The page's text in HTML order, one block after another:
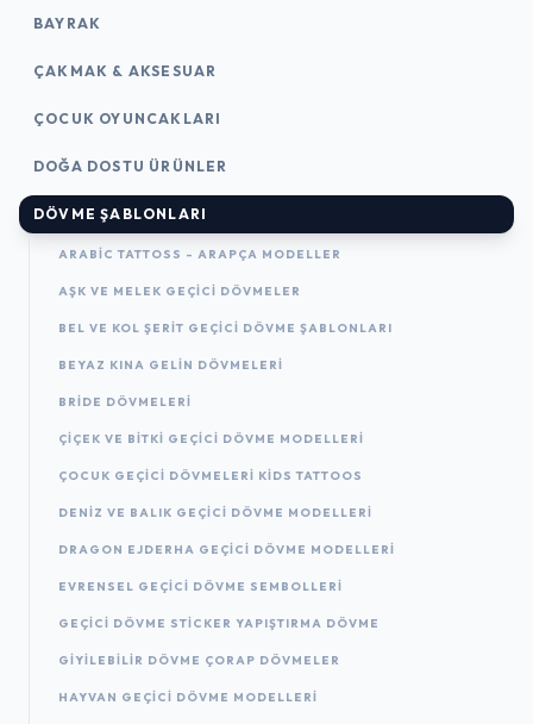
BAYRAK
ÇAKMAK & AKSESUAR
ÇOCUK OYUNCAKLARI
DOĞA DOSTU ÜRÜNLER
DÖVME ŞABLONLARI
ARABIC TATTOSS - ARAPÇA MODELLER
AŞK VE MELEK GEÇICI DÖVMELER
BEL VE KOL ŞERIT GEÇICI DÖVME ŞABLONLARI
BEYAZ KINA GELIN DÖVMELERI
BRIDE DÖVMELERI
ÇIÇEK VE BITKI GEÇICI DÖVME MODELLERI
ÇOCUK GEÇICI DÖVMELERI KIDS TATTOOS
DENIZ VE BALIK GEÇICI DÖVME MODELLERI
DRAGON EJDERHA GEÇICI DÖVME MODELLERI
EVRENSEL GEÇICI DÖVME SEMBOLLERI
GEÇICI DÖVME STICKER YAPIŞTIRMA DÖVME
GIYILEBILIR DÖVME ÇORAP DÖVMELER
HAYVAN GEÇICI DÖVME MODELLERI